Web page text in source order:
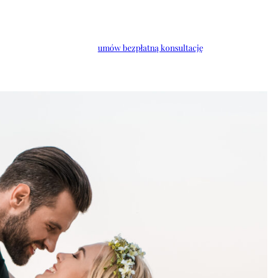
umów bezpłatną konsultację